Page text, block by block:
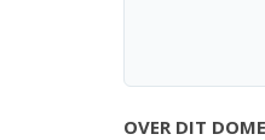
OVER DIT